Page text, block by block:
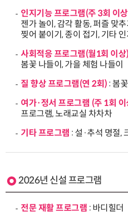
인지기능 프로그램(주 3회 이
젠가 놀이, 감각 활동, 퍼즐 맞
찢어 붙이기, 종이 접기, 기타
사회적응 프로그램(월1회 이상)
봄꽃 나들이, 가을 체험 나들이
질 향상 프로그램(연 2회) : 봄
여가·정서 프로그램 (주 1회
프로그램, 노래교실 차차차
기타 프로그램 : 설·추석 명절,
2026년 신설 프로그램
전문 재활 프로그램 : 바디힐더